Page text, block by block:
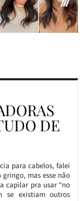
DE
para cabelos, falei
mas esse não
capilar pra usar “no
se existiam outros